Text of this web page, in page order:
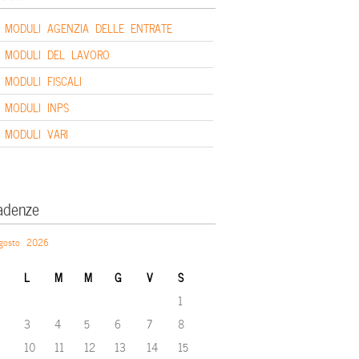
MODULI AGENZIA DELLE ENTRATE
MODULI DEL LAVORO
MODULI FISCALI
MODULI INPS
MODULI VARI
2026
L M M G V S
1
3 4 5 6 7
8
10 11 12 13 14
15